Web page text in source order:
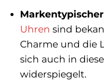
Uhren sind
Charme und die
sich auch in
widerspiegelt.